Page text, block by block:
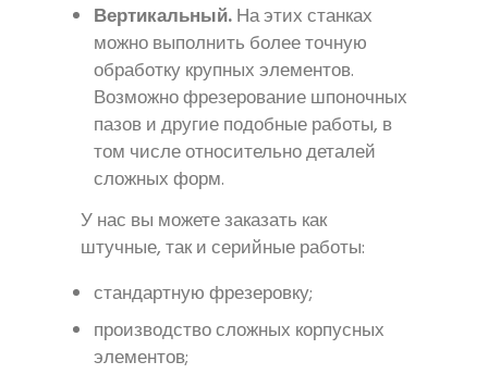
Вертикальный.На этих станках
можно выполнить более точную
обработку крупных элементов.
Возможно фрезерование шпоночных
пазов и другие подобные работы, в
том числе относительно деталей
сложных форм.
У нас вы можете заказать как
штучные, так и серийные работы:
стандартную фрезеровку;
производство сложных корпусных
элементов;